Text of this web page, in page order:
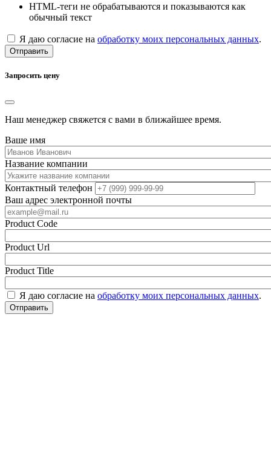
HTML-теги не обрабатываются и показываются как
обычный текст
Я даю согласие на обработку моих персональных данных.
Отправить
Запросить цену
Наш менеджер свяжется с вами в ближайшее время.
Ваше имя
Название компании
Контактный телефон
Ваш адрес электронной почты
Product Code
Product Url
Product Title
Я даю согласие на обработку моих персональных данных.
Отправить